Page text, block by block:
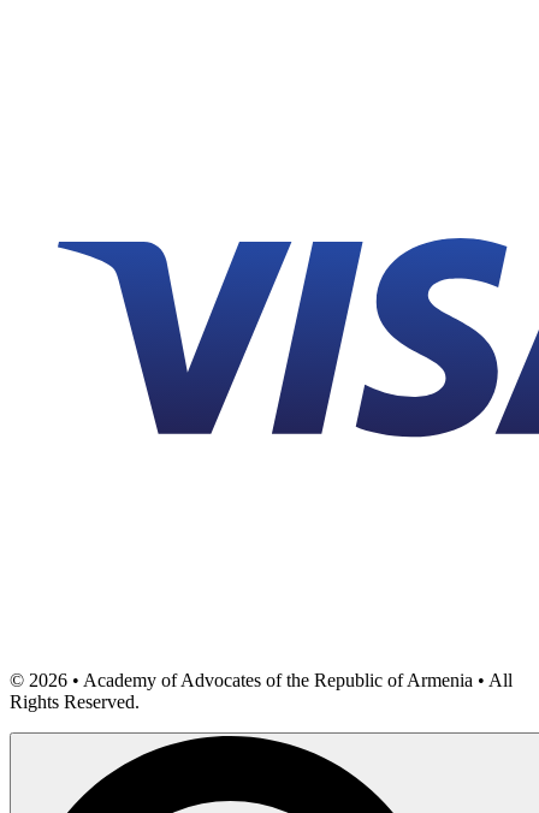
© 2026 • Academy of Advocates of the Republic of Armenia • All
Rights Reserved.